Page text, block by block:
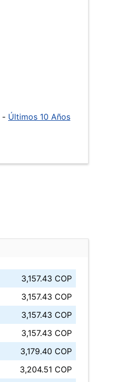
- Últimos 10 Años
3,157.43 COP
3,157.43 COP
3,157.43 COP
3,157.43 COP
3,179.40 COP
3,204.51 COP